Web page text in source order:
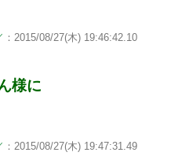
：2015/08/27(木) 19:46:42.10
様に
：2015/08/27(木) 19:47:31.49